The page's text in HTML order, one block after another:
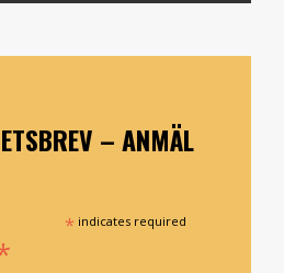
– ANMÄL
* indicates required